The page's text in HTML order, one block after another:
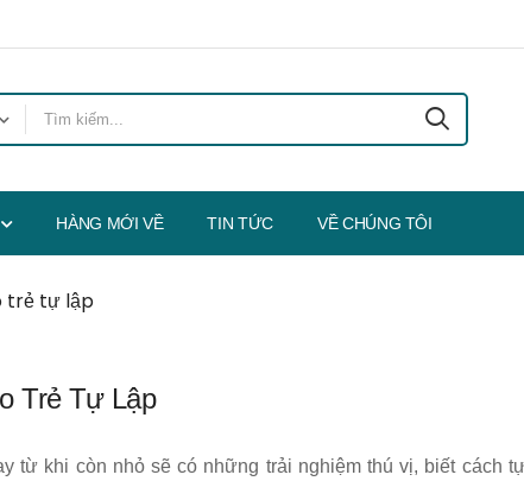
HÀNG MỚI VỀ TIN TỨC VỀ CHÚNG TÔI
trẻ tự lập
Trẻ Tự Lập
từ khi còn nhỏ sẽ có những trải nghiệm thú vị, biết cách